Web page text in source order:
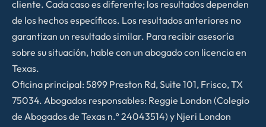
cliente. Cada caso es diferente; los resultados dependen
de los hechos específicos. Los resultados anteriores no
garantizan un resultado similar. Para recibir asesoría
sobre su situación, hable con un abogado con licencia en
Texas.
Oficina principal: 5899 Preston Rd, Suite 101, Frisco, TX
75034. Abogados responsables: Reggie London (Colegio
de Abogados de Texas n.º 24043514) y Njeri London